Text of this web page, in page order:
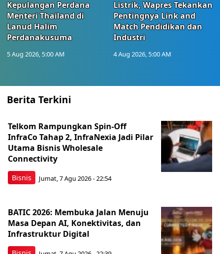
Kepulangan Perdana
Menteri Thailand di
Lanud Halim
Perdanakusuma
5 Aug 2026, 5:00 AM
Listrik, Wapres Tekankan
Pentingnya Link and
Match Pendidikan dan
Industri
4 Aug 2026, 5:00 AM
Berita Terkini
Bisnis
Telkom Rampungkan Spin-Off
InfraCo Tahap 2, InfraNexia Jadi Pilar
Utama Bisnis Wholesale
Connectivity
Jumat, 7 Agu 2026 - 22:54
BATIC 2026: Membuka Jalan Menuju
Masa Depan AI, Konektivitas, dan
Infrastruktur Digital